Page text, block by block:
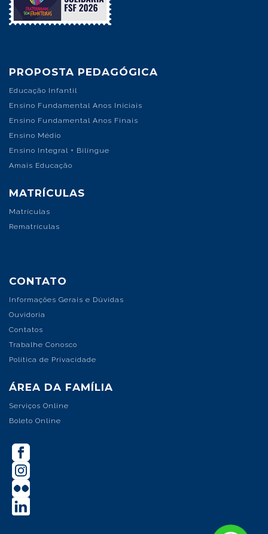
PROPOSTA PEDAGÓGICA
Educação Infantil
Ensino Fundamental Anos Iniciais
Ensino Fundamental Anos Finais
Ensino Médio
Ensino Integral + Bilíngue
Amais Educação
MATRÍCULAS
Matrículas
Rematrículas
CONTATO
Informações Gerais e Dúvidas
Ouvidoria
Contatos
Trabalhe Conosco
Política de Privacidade
ÁREA DA FAMÍLIA
Serviços Online
Boleto Online